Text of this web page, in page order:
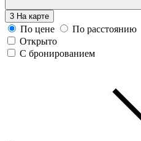
3 На карте
По цене
По расстоянию
Открыто
С бронированием